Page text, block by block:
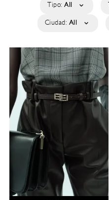
Tipo: All
Ciudad: All